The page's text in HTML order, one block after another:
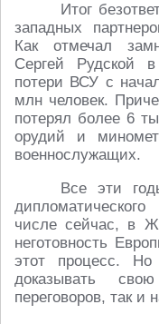
Итог
западных
Как отмечал
Сергей Рудской
потери ВСУ с
млн человек.
потерял более 6
орудий и
военнослужащих.
Все эти
числе сейчас, в
неготовность
этот процесс. Но
доказывать
переговоров, так и